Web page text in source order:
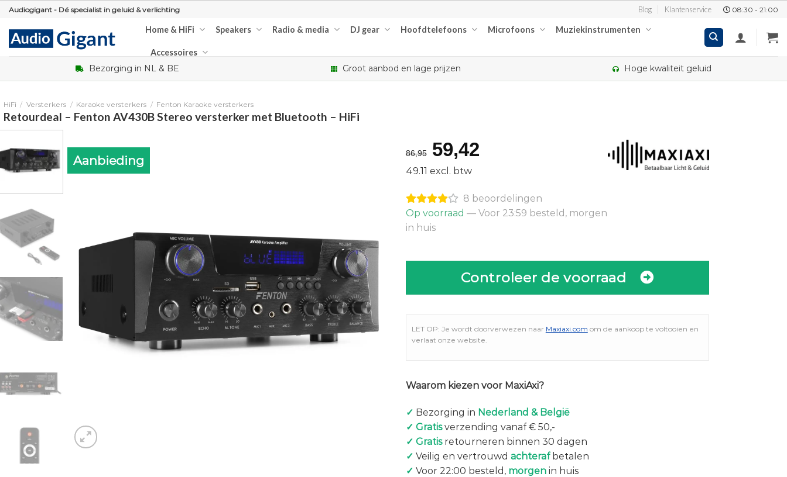
Skip
content
Audiogigant - Dé specialist in geluid & verlichting Blog Klantenservice 08:30 - 21:00
Home & HiFi Speakers Radio & media DJ gear Hoofdtelefoons Microfoons Muziekinstrumenten
Accessoires
Bezorging in NL & BE Groot aanbod en lage prijzen Hoge kwaliteit geluid
HiFi / Versterkers / Karaoke versterkers / Fenton Karaoke versterkers
Retourdeal – Fenton AV430B Stereo versterker met Bluetooth – HiFi
Aanbieding 86,95
Oorspronkelijke
prijs
was:
€86,95.
59,42Huidige
€59,42.
49.11 excl. btw
8 beoordelingen
Op voorraad — Voor 23:59 besteld, morgen
in huis
Controleer de voorraad
LET OP: Je wordt doorverwezen naar Maxiaxi.com om de aankoop te voltooien en
verlaat onze website.
Waarom kiezen voor MaxiAxi?
✓ Bezorging in Nederland & België
✓ Gratisverzending vanaf € 50,-
✓ Gratisretourneren binnen 30 dagen
✓ Veilig en vertrouwd achterafbetalen
✓ Voor 22:00 besteld, morgenin huis